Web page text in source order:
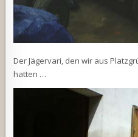
Der Jägervari, den wir aus
hatten …